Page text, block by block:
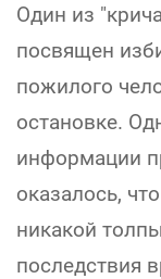
Один из
посвящен
пожилого
остановке.
информации
оказалось,
никакой
последствия